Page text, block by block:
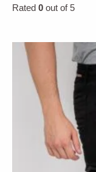
Rated 0 out of 5